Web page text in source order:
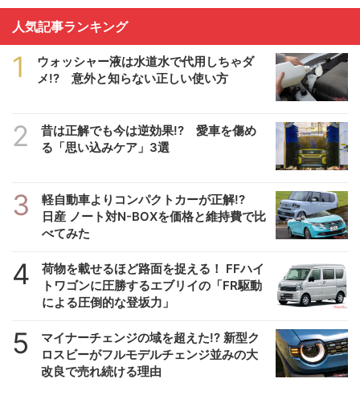
人気記事ランキング
1
ウォッシャー液は水道水で代用しちゃダ
メ!? 意外と知らない正しい使い方
2
昔は正解でも今は逆効果!? 愛車を傷め
る「思い込みケア」3選
3
軽自動車よりコンパクトカーが正解!?
日産 ノート対N-BOXを価格と維持費で比
べてみた
4
荷物を載せるほど路面を捉える！ FFハイ
トワゴンに圧勝するエブリイの「FR駆動
による圧倒的な登坂力」
5
マイナーチェンジの域を超えた!? 新型ク
ロスビーがフルモデルチェンジ並みの大
改良で売れ続ける理由